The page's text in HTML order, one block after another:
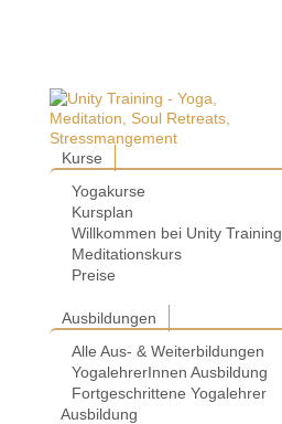
Kurse
Yogakurse
Kursplan
Willkommen bei Unity Training
Meditationskurs
Preise
Ausbildungen
Alle Aus- & Weiterbildungen
YogalehrerInnen Ausbildung
Fortgeschrittene Yogalehrer
Ausbildung